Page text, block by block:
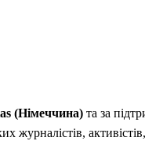
(Німеччина) та за
журналістів,